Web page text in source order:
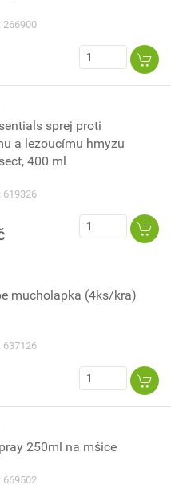
266900
sprej proti
a lezoucímu hmyzu
400 ml
619326
mucholapka (4ks/kra)
637126
250ml na mšice
669502